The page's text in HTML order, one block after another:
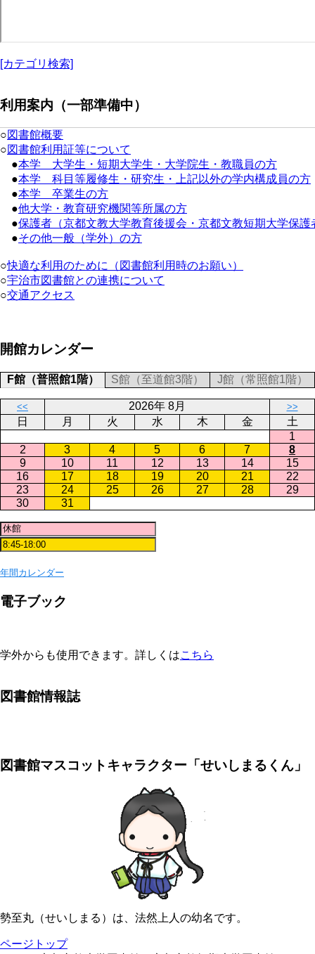
[カテゴリ検索]
利用案内（一部準備中）
○図書館概要
○図書館利用証等について
●本学 大学生・短期大学生・大学院生・教職員の方
●本学 科目等履修生・研究生・上記以外の学内構成員の方
●本学 卒業生の方
●他大学・教育研究機関等所属の方
●保護者（京都文教大学教育後援会・京都文教短期大学保護
●その他一般（学外）の方
○快適な利用のために（図書館利用時のお願い）
○宇治市図書館との連携について
○交通アクセス
開館カレンダー
F館（普照館1階） S館（至道館3階） J館（常照館1階）
<< 2026年 8月 >>
日 月 火 水 木 金
土
1
2
3 4 5 6 7
8
9
10 11 12 13 14
15
16
17 18 19 20 21
22
23
24 25 26 27 28
29
30
31
年間カレンダー
電子ブック
学外からも使用できます。詳しくはこちら
図書館情報誌
図書館マスコットキャラクター「せいしまるくん」
勢至丸（せいしまる）は、法然上人の幼名です。
ページトップ